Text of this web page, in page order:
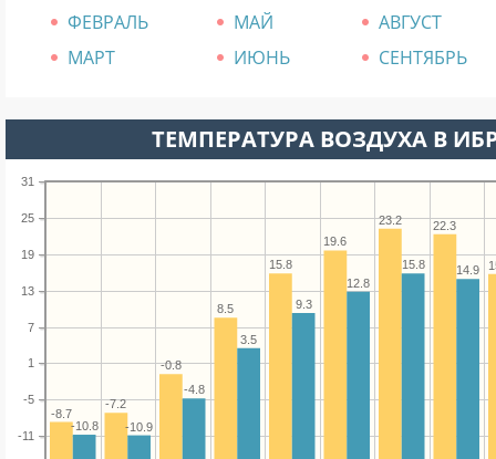
ФЕВРАЛЬ
МАЙ
АВГУСТ
МАРТ
ИЮНЬ СЕНТЯБРЬ
ТЕМПЕРАТУРА ВОЗДУХА В
-11
-5
1
7
13
19
25
31
22.3
23.2
19.6
15.8
8.5
-0.8
-7.2
-8.7
14.9
15.8
12.8
9.3
3.5
-4.8
-10.9
-10.8